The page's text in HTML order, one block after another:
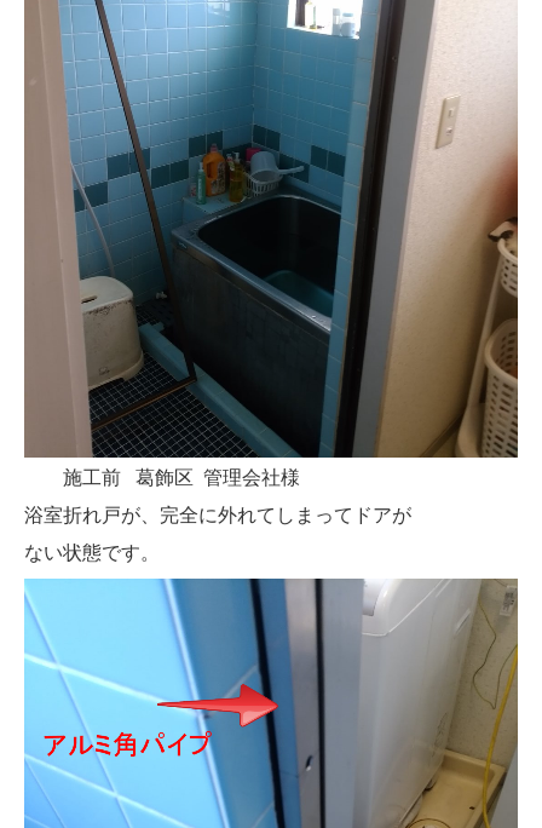
施工前 葛飾区 管理会社様
浴室折れ戸が、完全に外れてしまってドアが
ない状態です。